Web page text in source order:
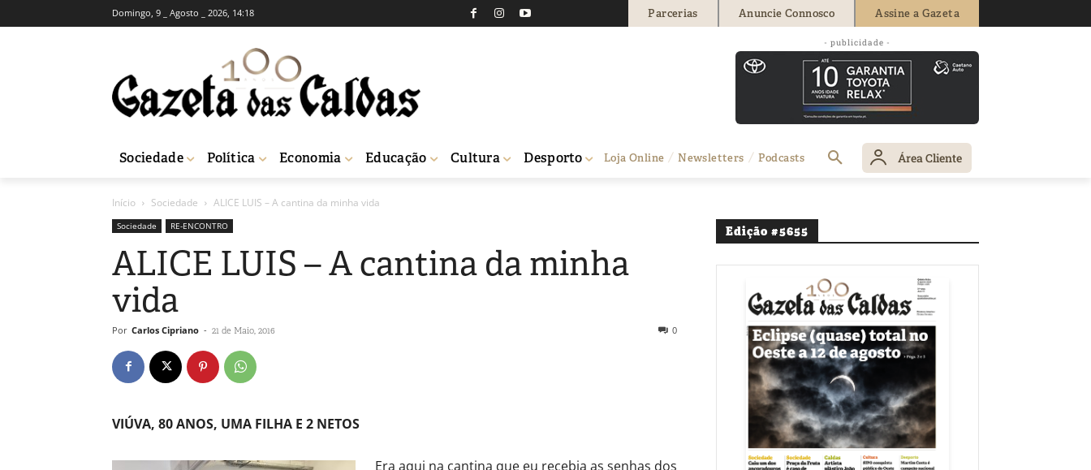
Domingo, 9 _ Agosto _ 2026, 14:18 Parcerias Anuncie Connosco Assine a Gazeta
- publicidade -
Sociedade Política Economia Educação Cultura Desporto Loja Online Newsletters Podcasts Área Cliente
Início Sociedade ALICE LUIS – A cantina da minha vida
Sociedade RE-ENCONTRO
ALICE LUIS – A cantina da minha
vida
Por Carlos Cipriano - 21 de Maio, 2016 0
VIÚVA, 80 ANOS, UMA FILHA E 2 NETOS
Era aqui na cantina que eu recebia as senhas dos
Edição #5655